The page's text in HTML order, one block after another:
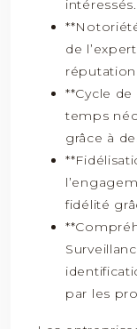
intéressés.
de
**Cycle
temps
grâce à
fidélité
par les